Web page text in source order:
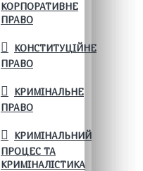
КОРПОРАТИВНЕ
ПРАВО
КОНСТИТУЦІЙНЕ
ПРАВО
КРИМІНАЛЬНЕ
ПРАВО
КРИМІНАЛЬНИЙ
ПРОЦЕС ТА
КРИМІНАЛІСТИКА